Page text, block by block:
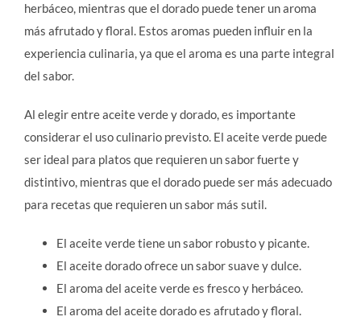
herbáceo, mientras que el dorado puede tener un aroma
más afrutado y floral. Estos aromas pueden influir en la
experiencia culinaria, ya que el aroma es una parte integral
del sabor.
Al elegir entre aceite verde y dorado, es importante
considerar el uso culinario previsto. El aceite verde puede
ser ideal para platos que requieren un sabor fuerte y
distintivo, mientras que el dorado puede ser más adecuado
para recetas que requieren un sabor más sutil.
El aceite verde tiene un sabor robusto y picante.
El aceite dorado ofrece un sabor suave y dulce.
El aroma del aceite verde es fresco y herbáceo.
El aroma del aceite dorado es afrutado y floral.